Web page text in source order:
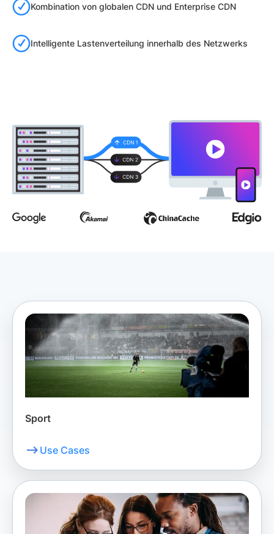
Kombination von globalen CDN und Enterprise CDN
Intelligente Lastenverteilung innerhalb des Netzwerks
Sport
Use Cases